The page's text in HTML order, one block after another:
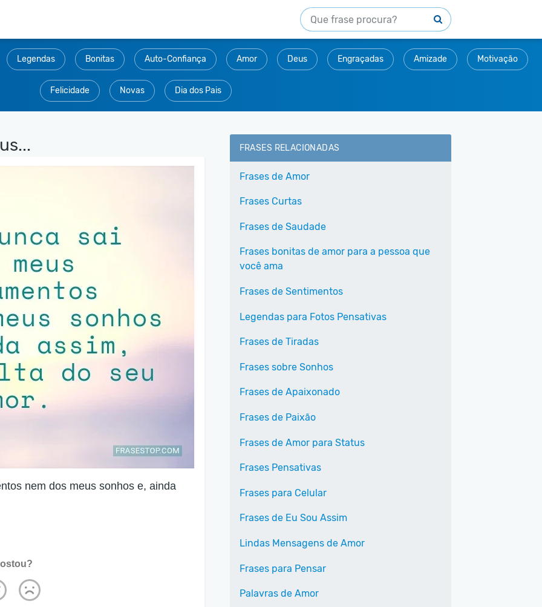
Legendas Bonitas Auto-Confiança Amor Deus Engraçadas Amizade Motivação
Felicidade Novas Dia dos Pais
nem dos meus sonhos e, ainda
FRASES RELACIONADAS
Frases de Amor
Frases Curtas
Frases de Saudade
Frases bonitas de amor para a pessoa que
você ama
Frases de Sentimentos
Legendas para Fotos Pensativas
Frases de Tiradas
Frases sobre Sonhos
Frases de Apaixonado
Frases de Paixão
Frases de Amor para Status
Frases Pensativas
Frases para Celular
Frases de Eu Sou Assim
Lindas Mensagens de Amor
Frases para Pensar
Palavras de Amor